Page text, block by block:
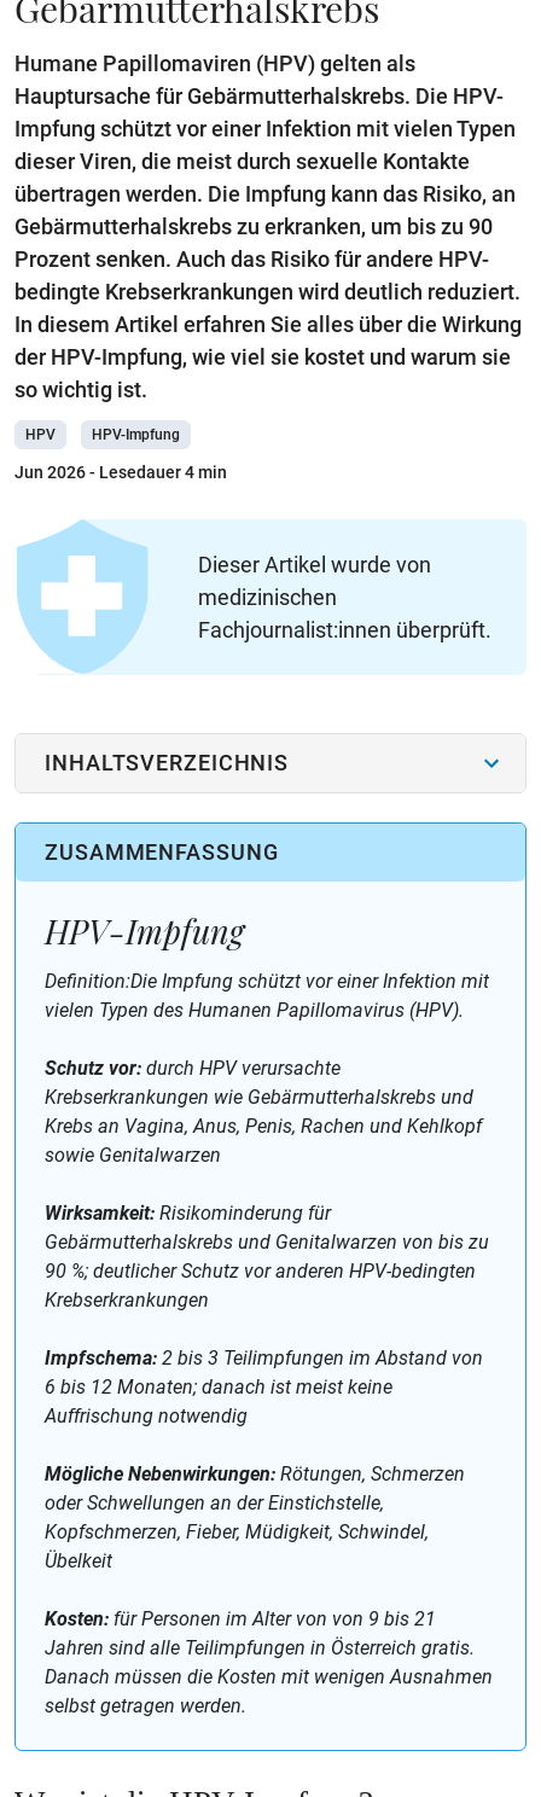
Humane Papillomaviren (HPV) gelten als
Hauptursache für Gebärmutterhalskrebs. Die HPV-
Impfung schützt vor einer Infektion mit vielen Typen
dieser Viren, die meist durch sexuelle Kontakte
übertragen werden. Die Impfung kann das Risiko, an
Gebärmutterhalskrebs zu erkranken, um bis zu 90
Prozent senken. Auch das Risiko für andere HPV-
bedingte Krebserkrankungen wird deutlich reduziert.
In diesem Artikel erfahren Sie alles über die Wirkung
der HPV-Impfung, wie viel sie kostet und warum sie
so wichtig ist.
HPV HPV-Impfung
Jun 2026- Lesedauer 4 min
Dieser Artikel wurde von
medizinischen
Fachjournalist:innen überprüft.
INHALTSVERZEICHNIS
ZUSAMMENFASSUNG
HPV-Impfung
Definition:Die Impfung schützt vor einer Infektion mit
vielen Typen des Humanen Papillomavirus (HPV).
Schutz vor: durch HPV verursachte
Krebserkrankungen wie Gebärmutterhalskrebs und
Krebs an Vagina, Anus, Penis, Rachen und Kehlkopf
sowie Genitalwarzen
Wirksamkeit: Risikominderung für
Gebärmutterhalskrebs und Genitalwarzen von bis zu
90 %; deutlicher Schutz vor anderen HPV-bedingten
Krebserkrankungen
Impfschema: 2 bis 3 Teilimpfungen im Abstand von
6 bis 12 Monaten; danach ist meist keine
Auffrischung notwendig
Mögliche Nebenwirkungen: Rötungen, Schmerzen
oder Schwellungen an der Einstichstelle,
Kopfschmerzen, Fieber, Müdigkeit, Schwindel,
Übelkeit
Kosten: für Personen im Alter von von 9 bis 21
Jahren sind alle Teilimpfungen in Österreich gratis.
Danach müssen die Kosten mit wenigen Ausnahmen
selbst getragen werden.